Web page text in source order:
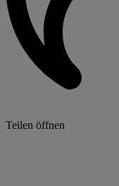
Teilen öffnen